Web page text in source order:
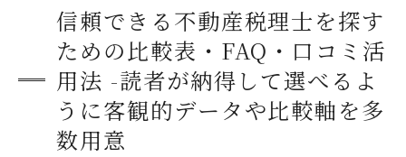
信頼できる不動産税理士を探す
ための比較表・FAQ・口コミ活
用法 -読者が納得して選べるよ
うに客観的データや比較軸を多
数用意